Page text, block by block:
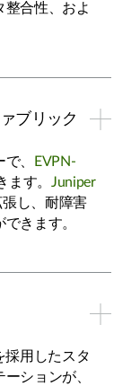
整合性、およ
ブリック
、
EVPN-
ます。 Juniper
し、耐障害
きます。
採用したスタ
ションが、